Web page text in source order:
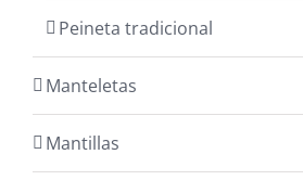
Peineta tradicional
Manteletas
Mantillas